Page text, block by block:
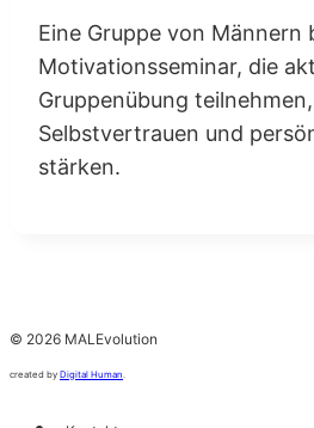
Eine Gruppe von Männern
Motivationsseminar, die
Gruppenübung
Selbstvertrauen und
stärken.
© 2026 MALEvolution
created by Digital Human.